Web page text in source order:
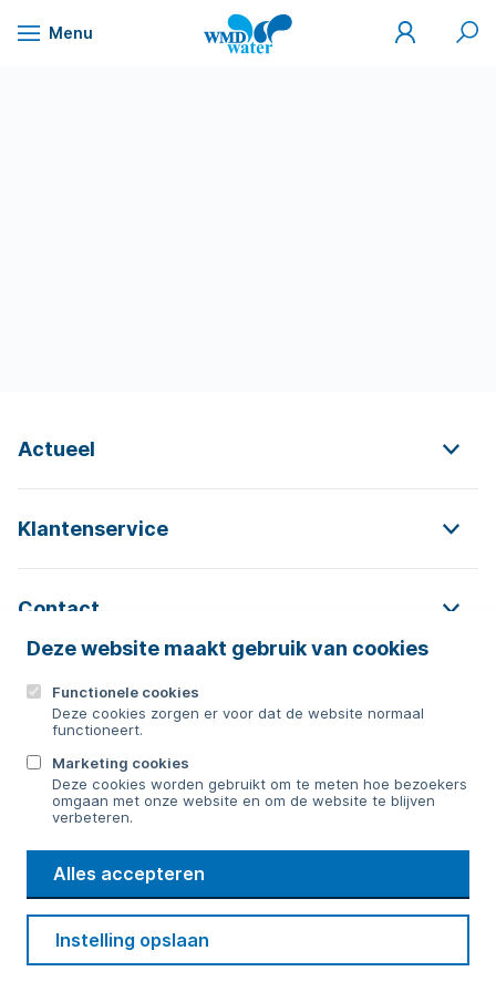
Naar
Deze website maakt gebruik van cookies
Functionele cookies
Deze cookies zorgen er voor dat de website normaal
functioneert.
Marketing cookies
Deze cookies worden gebruikt om te meten hoe bezoekers
omgaan met onze website en om de website te blijven
verbeteren.
Alles accepteren
Instelling opslaan
Menu
WMD
Drinkwater
Mijn
WMD
Zoek
Actueel
Klantenservice
Contact
Contact
Bericht sturen
WMD
Drinkwater
Cookie voorkeuren
Privacy Disclaimer